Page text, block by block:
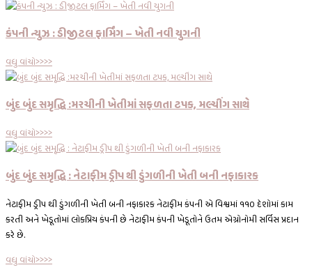
કંપની ન્યુઝ : ડીજીટલ ફાર્મિંગ – ખેતી નવી યુગની
વધુ વાંચો>>>>
બુંદ બુંદ સમૃદ્ધિ :મરચીની ખેતીમાં સફળતા ટપક, મલ્ચીંગ સાથે
વધુ વાંચો>>>>
બુંદ બુંદ સમૃદ્ધિ : નેટાફીમ ડ્રીપ થી ડુંગળીની ખેતી બની નફાકારક
નેટાફીમ ડ્રીપ થી ડુંગળીની ખેતી બની નફાકારક નેટાફીમ કંપની એ વિશ્વમાં ૧૧૦ દેશોમાં કામ
કરતી અને ખેડૂતોમાં લોકપ્રિય કંપની છે નેટાફીમ કંપની ખેડૂતોને ઉતમ એગ્રોનોમી સર્વિસ પ્રદાન
કરે છે.
વધુ વાંચો>>>>